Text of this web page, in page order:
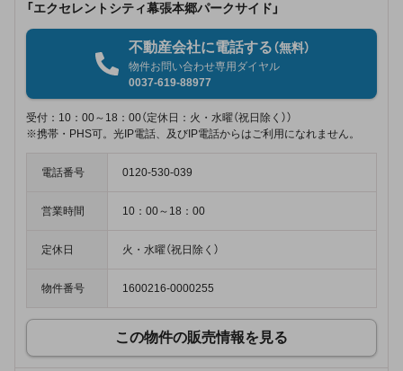
「エクセレントシティ幕張本郷パークサイド」
不動産会社に電話する（無料）
物件お問い合わせ専用ダイヤル
0037-619-88977
受付：10：00～18：00（定休日：火・水曜（祝日除く））
※携帯・PHS可。光IP電話、及びIP電話からはご利用になれません。
電話番号 0120-530-039
営業時間 10：00～18：00
定休日 火・水曜（祝日除く）
物件番号 1600216-0000255
この物件の販売情報を見る